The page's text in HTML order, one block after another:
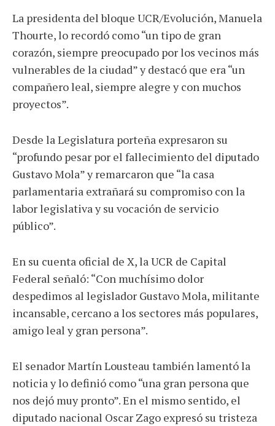
La presidenta del bloque UCR/Evolución, Manuela
Thourte, lo recordó como “un tipo de gran
corazón, siempre preocupado por los vecinos más
vulnerables de la ciudad” y destacó que era “un
compañero leal, siempre alegre y con muchos
proyectos”.
Desde la Legislatura porteña expresaron su
“profundo pesar por el fallecimiento del diputado
Gustavo Mola” y remarcaron que “la casa
parlamentaria extrañará su compromiso con la
labor legislativa y su vocación de servicio
público”.
En su cuenta oficial de X, la UCR de Capital
Federal señaló: “Con muchísimo dolor
despedimos al legislador Gustavo Mola, militante
incansable, cercano a los sectores más populares,
amigo leal y gran persona”.
El senador Martín Lousteau también lamentó la
noticia y lo definió como “una gran persona que
nos dejó muy pronto”. En el mismo sentido, el
diputado nacional Oscar Zago expresó su tristeza